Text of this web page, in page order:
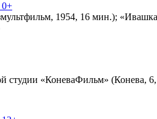
0+
1954, 16 мин.);
студии «КоневаФильм» (Конева,